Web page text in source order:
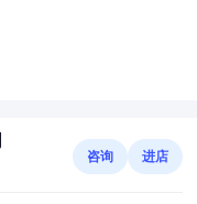
咨询 进店